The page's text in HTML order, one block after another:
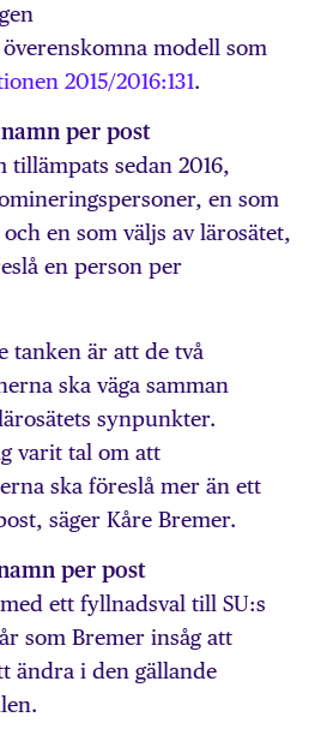
modell som
2015/2016:131.
per post
tillämpats sedan 2016,
en som
en som väljs av lärosätet,
en person per
tanken är att de två
ska väga samman
synpunkter.
varit tal om att
ska föreslå mer än ett
säger Kåre Bremer.
per post
ett fyllnadsval till SU:s
som Bremer insåg att
ändra i den gällande